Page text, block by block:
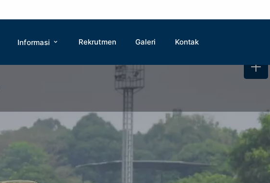
Informasi Rekrutmen Galeri Kontak